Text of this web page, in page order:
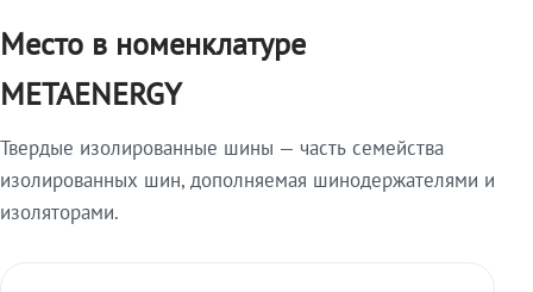
Место в номенклатуре
METAENERGY
Твердые изолированные шины — часть семейства
изолированных шин, дополняемая шинодержателями и
изоляторами.